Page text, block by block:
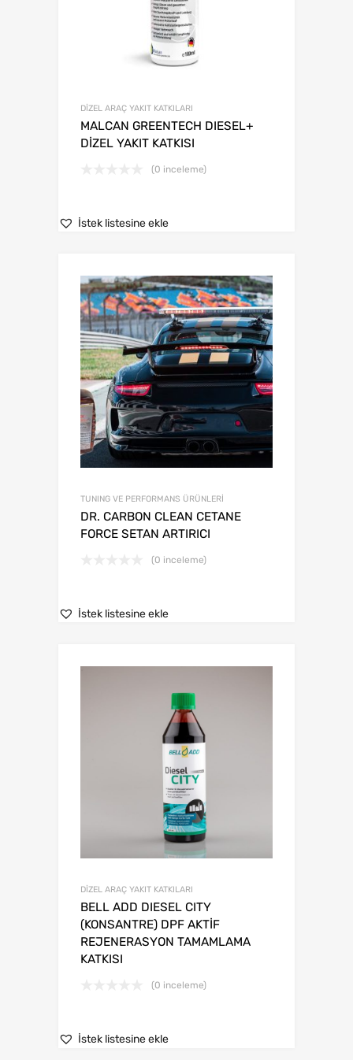
DİZEL ARAÇ YAKIT KATKILARI
MALCAN GREENTECH DIESEL+
DİZEL YAKIT KATKISI
(0 inceleme)
İstek listesine ekle
TUNING VE PERFORMANS ÜRÜNLERİ
DR. CARBON CLEAN CETANE
FORCE SETAN ARTIRICI
(0 inceleme)
İstek listesine ekle
DİZEL ARAÇ YAKIT KATKILARI
BELL ADD DIESEL CITY
(KONSANTRE) DPF AKTİF
REJENERASYON TAMAMLAMA
KATKISI
(0 inceleme)
İstek listesine ekle